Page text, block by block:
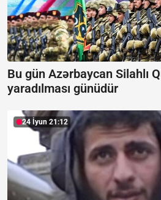
Bu gün Azərbaycan Silahlı
yaradılması günüdür
24 İyun 21:12